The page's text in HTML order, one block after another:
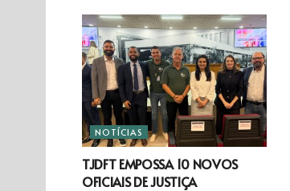
NOTÍCIAS
TJDFT EMPOSSA 10 NOVOS
OFICIAIS DE JUSTIÇA